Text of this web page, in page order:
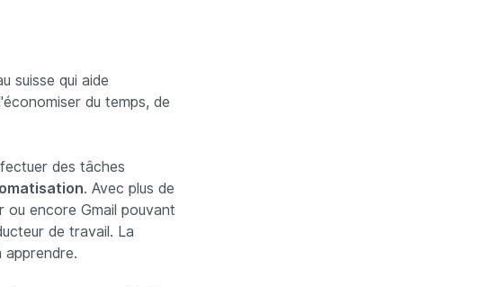
suisse qui aide
du temps, de
des tâches
. Avec plus de
ou encore Gmail pouvant
de travail. La
apprendre.